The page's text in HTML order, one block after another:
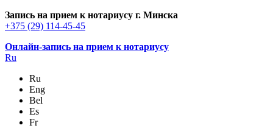
Запись на прием к нотариусу г. Минска
+375 (29) 114-45-45
Онлайн-запись на прием к нотариусу
Ru
Ru
Eng
Bel
Es
Fr